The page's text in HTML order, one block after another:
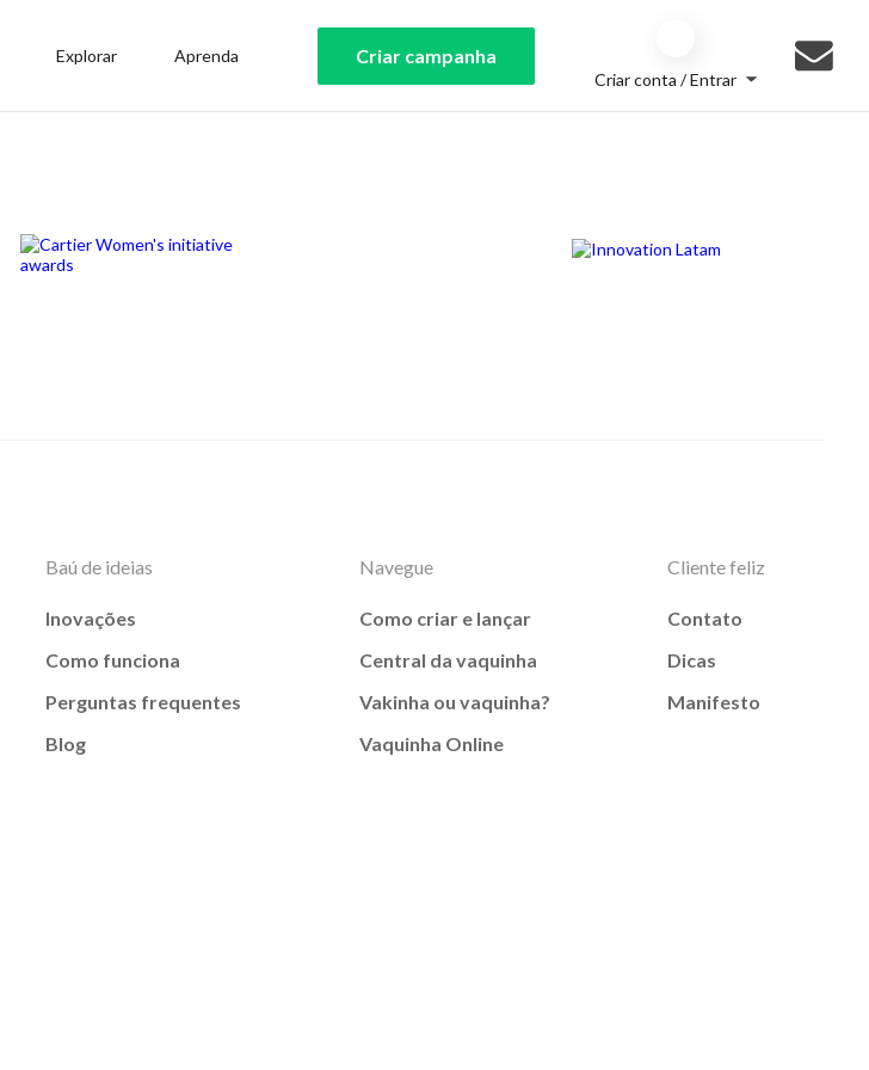
Explorar Aprenda Criar campanha
Criar conta / Entrar
Baú de ideias
Inovações
Como funciona
Perguntas frequentes
Blog
Navegue
Como criar e lançar
Central da vaquinha
Vakinha ou vaquinha?
Vaquinha Online
Cliente feliz
Contato
Dicas
Manifesto